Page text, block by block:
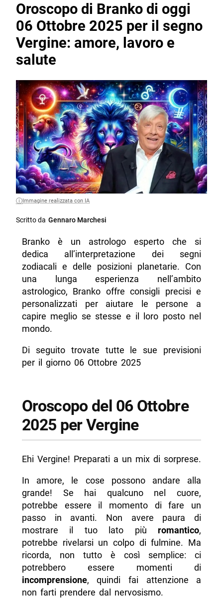
Oroscopo di Branko di oggi
06 Ottobre 2025 per il segno
Vergine: amore, lavoro e
salute
Immagine realizzata con IA
Scritto da Gennaro Marchesi
Branko è un astrologo esperto che si
dedica all’interpretazione dei segni
zodiacali e delle posizioni planetarie. Con
una lunga esperienza nell’ambito
astrologico, Branko offre consigli precisi e
personalizzati per aiutare le persone a
capire meglio se stesse e il loro posto nel
mondo.
Di seguito trovate tutte le sue previsioni
per il giorno 06 Ottobre 2025
Oroscopo del 06 Ottobre
2025 per Vergine
Ehi Vergine! Preparati a un mix di sorprese.
In amore, le cose possono andare alla
grande! Se hai qualcuno nel cuore,
potrebbe essere il momento di fare un
passo in avanti. Non avere paura di
mostrare il tuo lato più romantico,
potrebbe rivelarsi un colpo di fulmine. Ma
ricorda, non tutto è così semplice: ci
potrebbero essere momenti di
incomprensione, quindi fai attenzione a
non farti prendere dal nervosismo.